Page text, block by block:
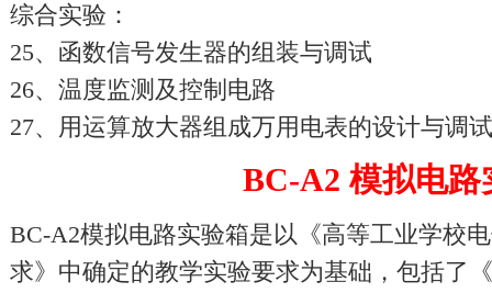
综合实验：
25、函数信号发生器的组装与调试
26、温度监测及控制电路
27、用运算放大器组成万用电表的设计与调试
BC-A2 模拟电路
BC-A2模拟电路实验箱是以《高等工业学校
求》中确定的教学实验要求为基础，包括了